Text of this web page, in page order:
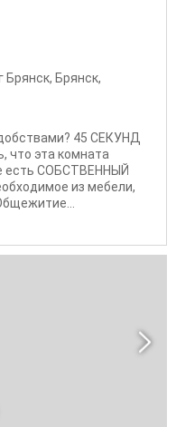
Брянск, Брянск,
45 СЕКУНД
что эта комната
есть СОБСТВЕННЫЙ
из мебели,